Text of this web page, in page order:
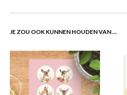
JE ZOU OOK KUNNEN HOUDEN VAN …